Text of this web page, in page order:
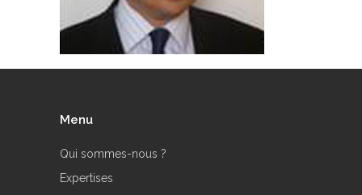
Menu
Qui sommes-nous ?
Expertises